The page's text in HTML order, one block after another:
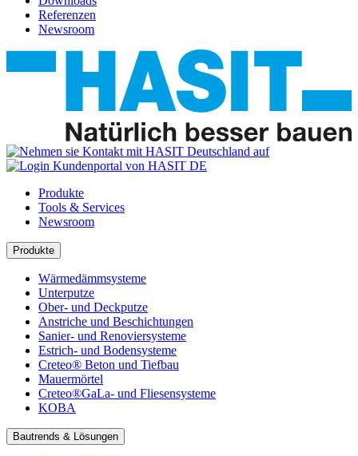
Referenzen
Newsroom
Produkte
Tools & Services
Newsroom
Produkte
Wärmedämmsysteme
Unterputze
Ober- und Deckputze
Anstriche und Beschichtungen
Sanier- und Renoviersysteme
Estrich- und Bodensysteme
Creteo® Beton und Tiefbau
Mauermörtel
Creteo®GaLa- und Fliesensysteme
KOBA
Bautrends & Lösungen